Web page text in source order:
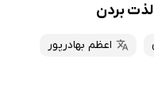
بردن
اعظم بهادرپور